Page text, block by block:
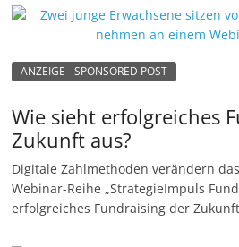
n
ANZEIGE - SPONSORED POST
Wie sieht erfolgreiches
Zukunft aus?
Digitale Zahlmethoden verändern
Webinar-Reihe „StrategieImpuls
erfolgreiches Fundraising der